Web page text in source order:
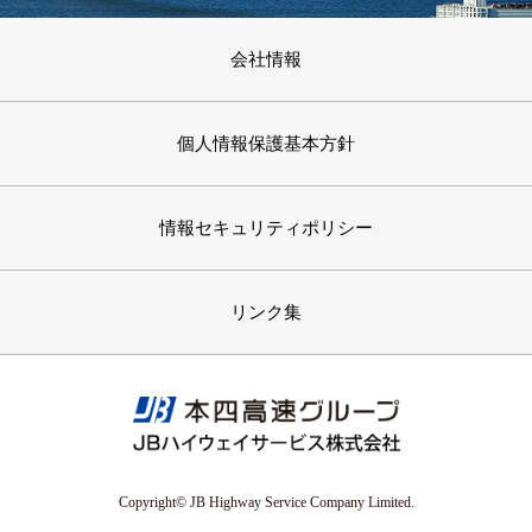
会社情報
個人情報保護基本方針
情報セキュリティポリシー
リンク集
Copyright© JB Highway Service Company Limited.